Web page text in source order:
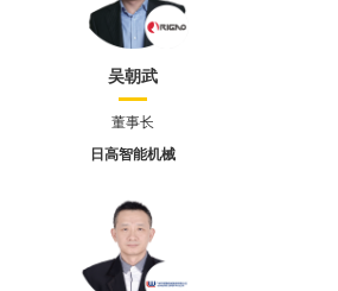
吴朝武
董事长
日高智能机械